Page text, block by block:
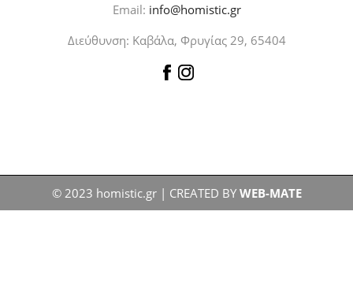
Email: info@homistic.gr
Διεύθυνση: Καβάλα, Φρυγίας 29, 65404
© 2023 homistic.gr | CREATED BY WEB-MATE